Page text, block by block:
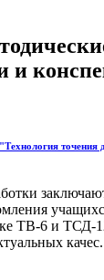
и
точения
ТВ-6 и ТСД-